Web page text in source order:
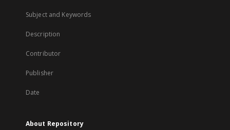
Subject and Keywords
Description
Contributor
Publisher
Date
About Repository